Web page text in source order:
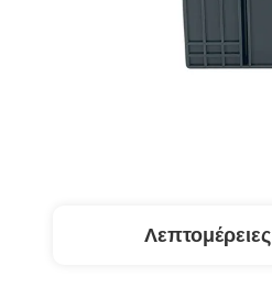
Λεπτομέρειες